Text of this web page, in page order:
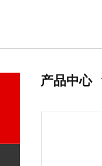
产品中心